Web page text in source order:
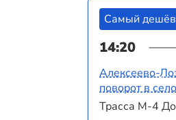
Самый
14:20
Алексеево-
поворот в село
Трасса М-4